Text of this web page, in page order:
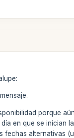
porque
día en que se inician
fechas alternativas